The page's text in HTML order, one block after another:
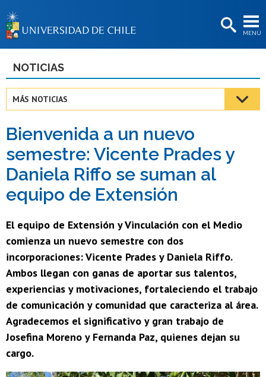
MENÚ
BIBLIOTECAS
Estudiantes
Académicas/os
Funcionarias/os
Egresadas/os
NOTICIAS
MÁS NOTICIAS
Bienvenida a un nuevo
semestre: Vicente Prades y
Daniela Riffo se suman al
equipo de Extensión
El equipo de Extensión y Vinculación con el Medio
comienza un nuevo semestre con dos
incorporaciones: Vicente Prades y Daniela Riffo.
Ambos llegan con ganas de aportar sus talentos,
experiencias y motivaciones, fortaleciendo el trabajo
de comunicación y comunidad que caracteriza al área.
Agradecemos el significativo y gran trabajo de
Josefina Moreno y Fernanda Paz, quienes dejan su
cargo.